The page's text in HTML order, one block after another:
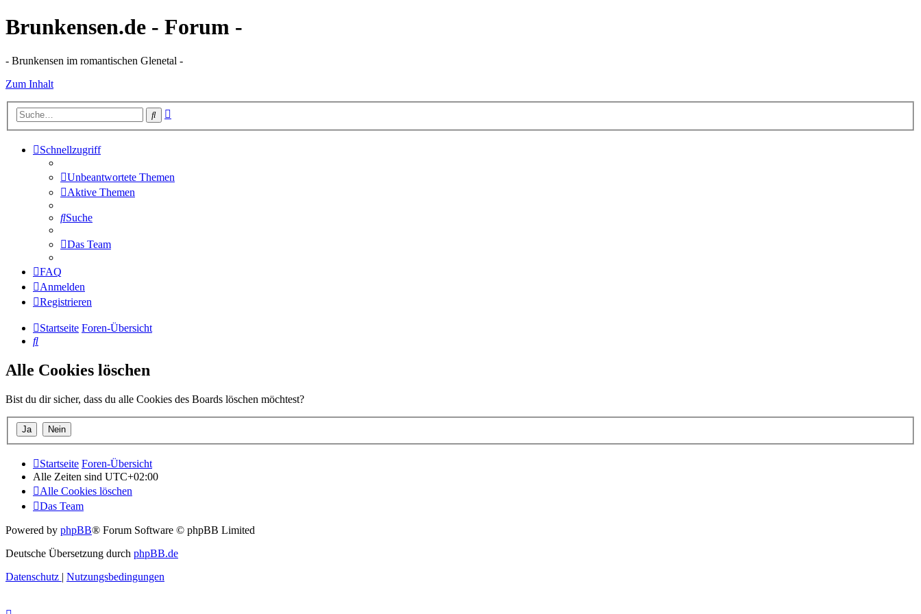
Brunkensen.de - Forum -
- Brunkensen im romantischen Glenetal -
Zum Inhalt
Suche
Schnellzugriff
Unbeantwortete Themen
Aktive Themen
Suche
Das Team
FAQ
Anmelden
Registrieren
Startseite Foren-Übersicht
Suche
Alle Cookies löschen
Bist du dir sicher, dass du alle Cookies des Boards löschen möchtest?
Startseite Foren-Übersicht
Alle Zeiten sind UTC+02:00
Alle Cookies löschen
Das Team
Powered by phpBB® Forum Software © phpBB Limited
Deutsche Übersetzung durch phpBB.de
Datenschutz | Nutzungsbedingungen